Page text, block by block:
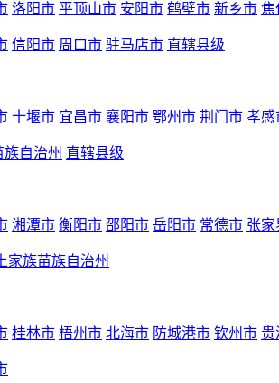
洛阳市 平顶山市 安阳市 鹤壁市 新乡市 焦
信阳市 周口市 驻马店市 直辖县级
十堰市 宜昌市 襄阳市 鄂州市 荆门市 孝感
自治州 直辖县级
湘潭市 衡阳市 邵阳市 岳阳市 常德市 张家
家族苗族自治州
桂林市 梧州市 北海市 防城港市 钦州市 贵